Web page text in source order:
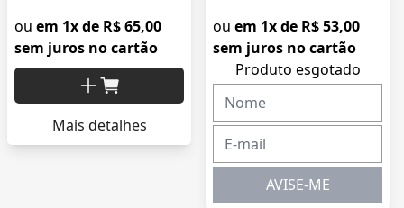
ou em 1x de R$ 65,00
sem juros no cartão
Mais detalhes
ou em 1x de R$ 53,00
sem juros no cartão
Produto esgotado
AVISE-ME